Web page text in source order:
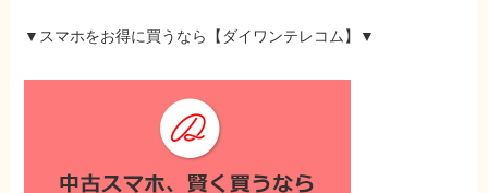
▼スマホをお得に買うなら 【ダイワンテレコム】 ▼